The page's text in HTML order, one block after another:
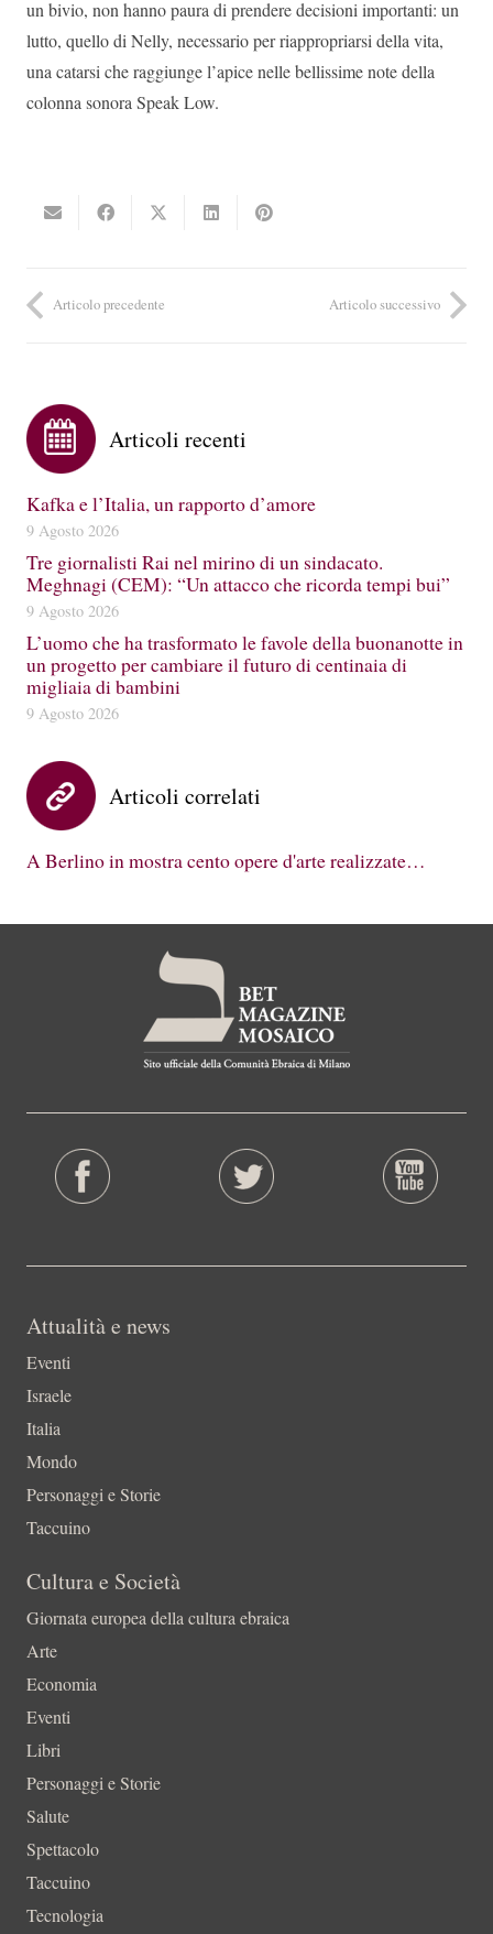
un bivio, non hanno paura di prendere decisioni importanti: un
lutto, quello di Nelly, necessario per riappropriarsi della vita,
una catarsi che raggiunge l’apice nelle bellissime note della
colonna sonora Speak Low.
Articolo precedente Articolo successivo
Articoli recenti
Kafka e l’Italia, un rapporto d’amore
9 Agosto 2026
Tre giornalisti Rai nel mirino di un sindacato.
Meghnagi (CEM): “Un attacco che ricorda tempi bui”
9 Agosto 2026
L’uomo che ha trasformato le favole della buonanotte in
un progetto per cambiare il futuro di centinaia di
migliaia di bambini
9 Agosto 2026
Articoli correlati
A Berlino in mostra cento opere d'arte realizzate…
Attualità e news
Eventi
Israele
Italia
Mondo
Personaggi e Storie
Taccuino
Cultura e Società
Giornata europea della cultura ebraica
Arte
Economia
Eventi
Libri
Personaggi e Storie
Salute
Spettacolo
Taccuino
Tecnologia